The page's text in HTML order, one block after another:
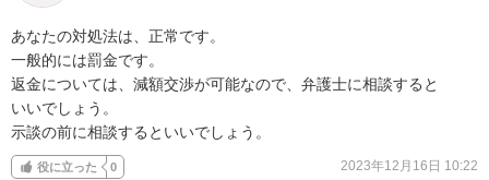
あなたの対処法は、正常です。
一般的には罰金です。
返金については、減額交渉が可能なので、弁護士に相談すると
いいでしょう。
示談の前に相談するといいでしょう。
役に立った 0 2023年12月16日 10:22